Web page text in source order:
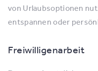
von Urlaubsoptionen
entspannen oder
Freiwilligenarbeit